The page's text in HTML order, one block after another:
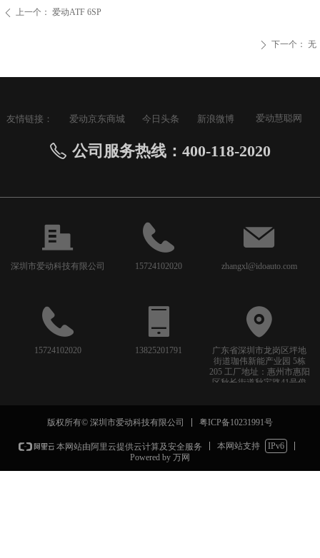
ꄴ 上一个： 爱动ATF 6SP
ꄲ 下一个： 无
深圳市爱动科技有限公司 15724102020 zhangxl@idoauto.com
友情链接： 爱动京东商城 今日头条 新浪微博 爱动慧聪网
ꂅ 公司服务热线：400-118-2020
15724102020 13825201791
广东省深圳市龙岗区坪地
街道珈伟新能产业园 5栋
205 工厂地址：惠州市惠阳
区秋长街道秋宝路41号俊
版权所有© 深圳市爱动科技有限公司 粤ICP备10231991号
本网站由阿里云提供云计算及安全服务 本网站支持
IPv6
Powered by 万网